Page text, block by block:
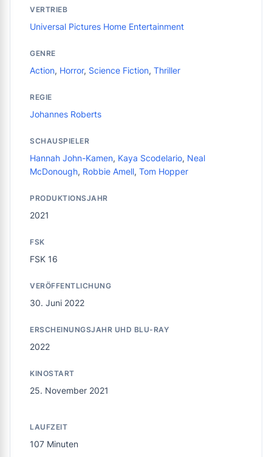
VERTRIEB
Universal Pictures Home Entertainment
GENRE
Action, Horror, Science Fiction, Thriller
REGIE
Johannes Roberts
SCHAUSPIELER
Hannah John-Kamen, Kaya Scodelario, Neal
McDonough, Robbie Amell, Tom Hopper
PRODUKTIONSJAHR
2021
FSK
FSK 16
VERÖFFENTLICHUNG
30. Juni 2022
ERSCHEINUNGSJAHR UHD BLU-RAY
2022
KINOSTART
25. November 2021
LAUFZEIT
107 Minuten